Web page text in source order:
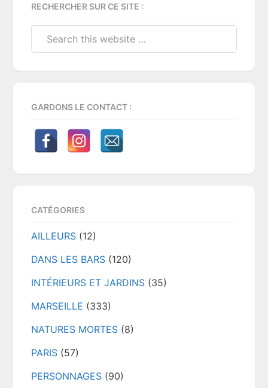
Sidebar
RECHERCHER SUR CE SITE :
GARDONS LE CONTACT :
CATÉGORIES
AILLEURS (12)
DANS LES BARS (120)
INTÉRIEURS ET JARDINS (35)
MARSEILLE (333)
NATURES MORTES (8)
PARIS (57)
PERSONNAGES (90)